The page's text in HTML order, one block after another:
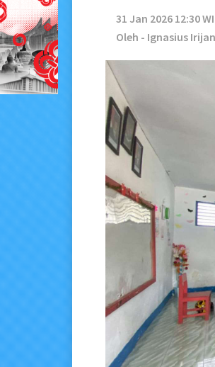
31 Jan 2026 12:30
Oleh - Ignasius